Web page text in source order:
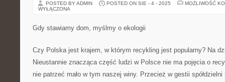
POSTED BY ADMIN POSTED ON SIE - 4 - 2025
MOŻLIWOŚĆ
WYŁĄCZONA
Gdy stawiamy dom, myślmy o ekologii
Czy Polska jest krajem, w którym recykling jest popularny? Na
Nieustannie znacząca część ludzi w Polsce nie ma pojęcia o
nie patrzeć mało w tym naszej winy. Przecież w gestii